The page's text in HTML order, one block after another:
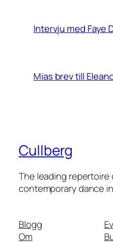
Intervju med Faye
Mias brev till
Cullberg
The leading repertoire
contemporary dance
Blogg
Om